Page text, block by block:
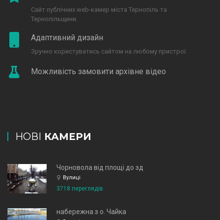
Сайт публічних web-камер міста Тернопіль та
Тернопільщини.
Адаптивний дизайн
Зручно користуватись сайтом на любому пристрої.
Можливість замовити архівне відео
НОВІ КАМЕРИ
Чорновола від площі до зд
Вулиці
3718 переглядів
набережна з о. Чайка